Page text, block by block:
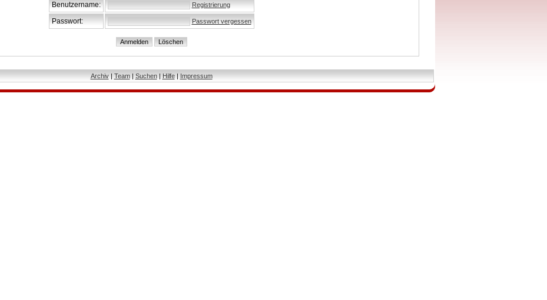
Benutzername: Registrierung
Passwort: Passwort vergessen
Archiv| Team| Suchen| Hilfe| Impressum